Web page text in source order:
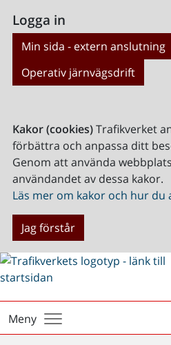
Logga in
Min sida - extern anslutning
Operativ järnvägsdrift
Kakor (cookies)Trafikverket
förbättra och anpassa ditt
Genom att använda
användandet av dessa kakor.
Läs mer om kakor och hur du
Jag förstår
Meny